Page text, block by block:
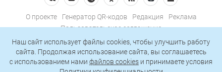
О проекте Генератор QR-кодов Редакция
Реклама
Пользовательское соглашение
Политика конфиденциальности
Подписаться на рассылку
Наш сайт использует файлы cookies, чтобы улучшить работу
сайта. Продолжая использование сайта, вы соглашаетесь
c использованием нами файлов cookies и принимаете условия